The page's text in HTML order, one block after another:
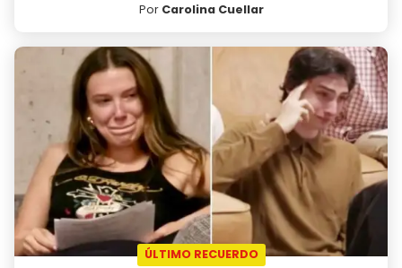
Por Carolina Cuellar
ÚLTIMO RECUERDO